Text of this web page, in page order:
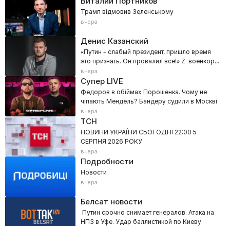
Трамп відмовив Зеленському
вчера
Денис Казанский
«Путин – слабый президент, пришло время
это признать. Он провалил все!» Z-военкора
прорвало в эфире
вчера
Супер LIVE
Федоров в обіймах Порошенка. Чому не
чіпають Мендель? Бандеру судили в Москві
вчера
ТСН
НОВИНИ УКРАЇНИ СЬОГОДНІ 22:00 5
СЕРПНЯ 2026 РОКУ
вчера
Подробности
Новости
вчера
Белсат новости
Путин срочно снимает генералов. Атака на
НПЗ в Уфе. Удар баллистикой по Киеву